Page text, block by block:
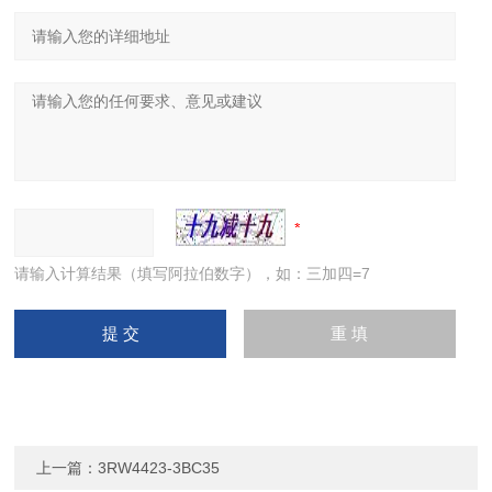
请输入计算结果（填写阿拉伯数字），如：三加四=7
上一篇：3RW4423-3BC35